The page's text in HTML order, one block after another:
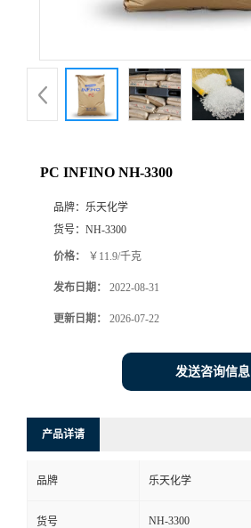
品
厅
系
PC INFINO NH-3300
品牌： 乐天化学
货号： NH-3300
价格： ￥11.9/千克
发布日期： 2022-08-31
更新日期： 2026-07-22
发送咨询信息
产品详请
品牌 乐天化学
货号 NH-3300